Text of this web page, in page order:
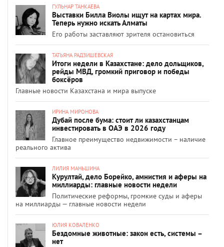
ГУЛЬНАР ТАНКАЕВА
Выставки Билла Виолы ищут на картах мира.
Теперь нужно искать Алматы
Его работы заставляют зрителя остановиться
ТАТЬЯНА РАДЗИШЕВСКАЯ
Итоги недели в Казахстане: дело дольщиков,
рейды МВД, громкий приговор и победы
боксёров
Главные новости Казахстана и мира выпуске
ИРИНА МИРОНОВА
Дубай после бума: стоит ли казахстанцам
инвестировать в ОАЭ в 2026 году
Главное преимущество недвижимости – наличие
реального актива
ЛИЛИЯ МАНЬШИНА
Курултай, дело Борейко, амнистия и аферы на
миллиарды: главные новости недели
Политические реформы, громкие суды и аферы
на миллиарды — главные новости недели
ЮЛИЯ КОВАЛЕНКО
Бездомные животные: закон есть, системы –
нет